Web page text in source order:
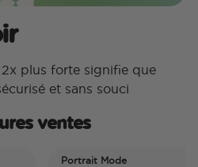
plus forte signifie que
et sans souci
ventes
Portrait Mode